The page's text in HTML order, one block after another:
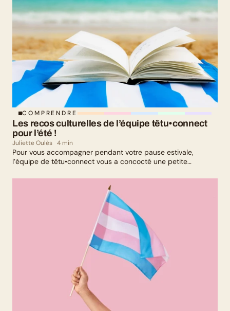
COMPRENDRE
Les recos culturelles de l’équipe têtu•connect
pour l’été !
Juliette Oulès 4 min
Pour vous accompagner pendant votre pause estivale,
l’équipe de têtu•connect vous a concocté une petite
culturelle : il y en a pour tous les goûts !